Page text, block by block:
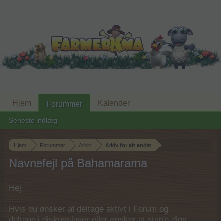
Hjem Forummer Arkiv Arkiv for alt andet
Navnefejl på Bahamarama
Hej
Hvis du ønsker at deltage aktivt i Forum og
Hjem Forummer
Seneste indlæg
Kalender